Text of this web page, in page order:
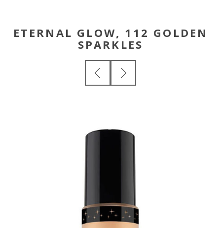
ETERNAL GLOW, 112 GOLDEN
SPARKLES